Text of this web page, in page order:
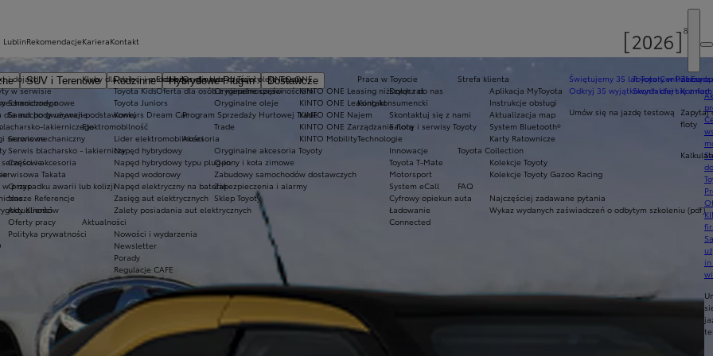
SUV i Terenowe Rodzinne Hybrydowe Plug-in
Dostawcze
Ekobonus dla hybryd Toyoty
Oferta dla osób z niepełnosprawnościami
Świętujemy 35 lat Toyoty w Polsce
Odkryj 35 wyjątkowych ofert
Umów się na jazdę testową
Kluby dla dzieci i młodzieży
Toyota Kids
Toyota Juniors
Konkurs Dream Car
Elektromobilność
Lider elektromobilności
Napęd hybrydowy
Napęd hybrydowy typu plug-in
Napęd wodorowy
Napęd elektryczny na baterię
Zasięg aut elektrycznych
Zalety posiadania aut elektrycznych
Aktualności
Nowości i wydarzenia
Newsletter
Porady
Regulacje CAFE
Praca w Toyocie
Dołącz do nas
Kontakt
Skontaktuj się z nami
Salony i serwisy Toyoty
Technologie
Innowacje
Toyota T-Mate
Motorsport
System eCall
Cyfrowy opiekun auta
Ładowanie
Connected
Toyota Central
Skontaktuj się z
KINTO ONE
KINTO ONE Leasing niższych rat
KINTO ONE Leasing konsumencki
KINTO ONE Najem
KINTO ONE Zarządzanie flotą
KINTO Mobility
Komfort
Zapytaj
floty
w serwisie
dla aut po gwarancji podstawowej
lakierniczego
sezonowe
serwisowe
Takata
w przypadku awarii lub kolizji
Klientów
Oryginalne części i oleje Toyoty
Oryginalne części
Oryginalne oleje
Program Sprzedaży Hurtowej Trade
Trade
Akcesoria
Oryginalne akcesoria Toyoty
Opony i koła zimowe
Zabudowy samochodów dostawczych
Zabezpieczenia i alarmy
Sklep Toyoty
Strefa klienta
Aplikacja MyToyota
Instrukcje obsługi
Aktualizacja map
System Bluetooth®
Karty Ratownicze
Toyota Collection
Kolekcje Toyoty
Kolekcje Toyoty Gazoo Racing
FAQ
Najczęściej zadawane pytania
Wykaz wydanych zaświadczeń o odbytym szkoleniu (pdf)
Lublin
i dojazd
Samochody nowe
Samochody używane
Serwis mechaniczny
Serwis blacharsko - lakierniczy
Części i akcesoria
O nas
Nasze Referencje
Aktualności
Oferty pracy
Polityka prywatności
RekomendacjeKarieraKontakt